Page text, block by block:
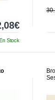
En Stock